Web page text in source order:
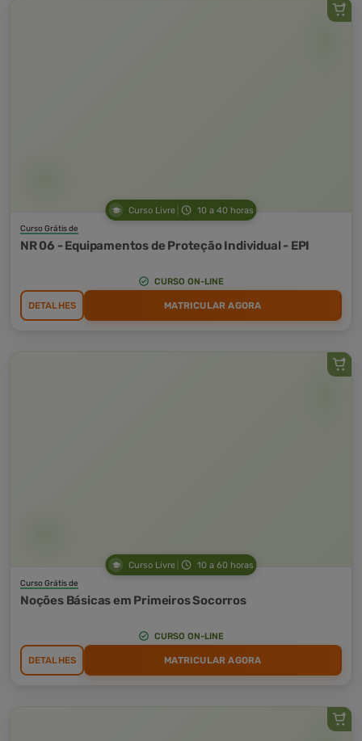
Curso Livre 10 a 40 horas
Curso Grátis de
NR 06 - Equipamentos de Proteção Individual - EPI
CURSO ON-LINE
DETALHES MATRICULAR AGORA
Curso Livre 10 a 60 horas
Curso Grátis de
Noções Básicas em Primeiros Socorros
CURSO ON-LINE
DETALHES MATRICULAR AGORA